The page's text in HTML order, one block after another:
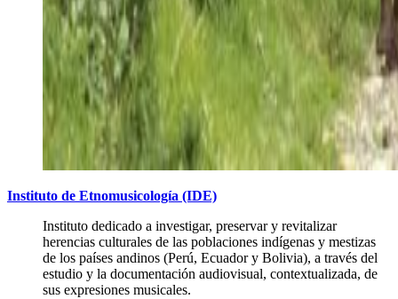
Instituto de Etnomusicología (IDE)
Instituto dedicado a investigar, preservar y revitalizar
herencias culturales de las poblaciones indígenas y mestizas
de los países andinos (Perú, Ecuador y Bolivia), a través del
estudio y la documentación audiovisual, contextualizada, de
sus expresiones musicales.